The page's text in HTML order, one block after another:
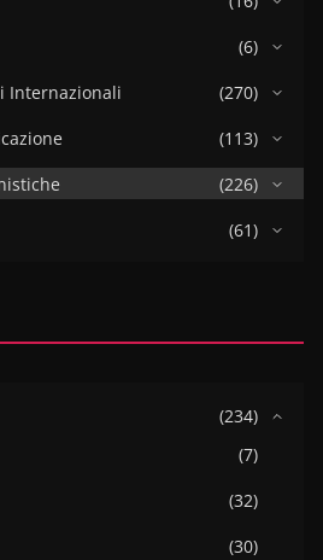
(6)
Internazionali
(270)
(113)
(226)
(61)
(234)
(7)
(32)
(30)